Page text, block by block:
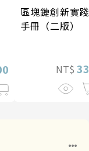
區塊鏈創新實踐
手冊（二版）
NT$